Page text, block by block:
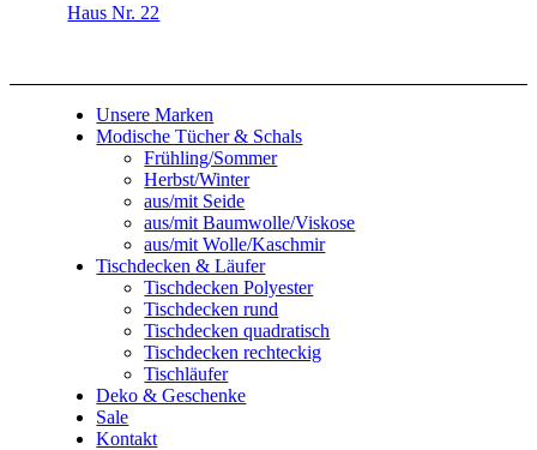
Unsere Marken
Modische Tücher & Schals
Frühling/Sommer
Herbst/Winter
aus/mit Seide
aus/mit Baumwolle/Viskose
aus/mit Wolle/Kaschmir
Tischdecken & Läufer
Tischdecken Polyester
Tischdecken rund
Tischdecken quadratisch
Tischdecken rechteckig
Tischläufer
Deko & Geschenke
Sale
Kontakt